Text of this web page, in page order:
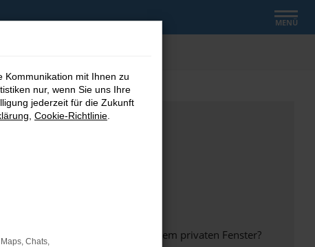
MENÜ
anderen Browser oder in einem privaten Fenster?
Kommunikation mit Ihnen zu
nur, wenn Sie uns Ihre
jederzeit für die Zukunft
Cookie-Richtlinie
Chats,